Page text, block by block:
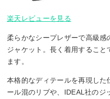
楽天レビューを見る
柔らかなシープレザーで高級感
ジャケット。長く着用するこ
ます。
本格的なディテールを再現した
ール混のリブや、IDEAL社のジ